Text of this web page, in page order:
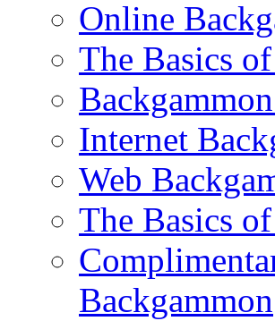
Online
The Basics
Internet
Web
The Basics
Backgammon